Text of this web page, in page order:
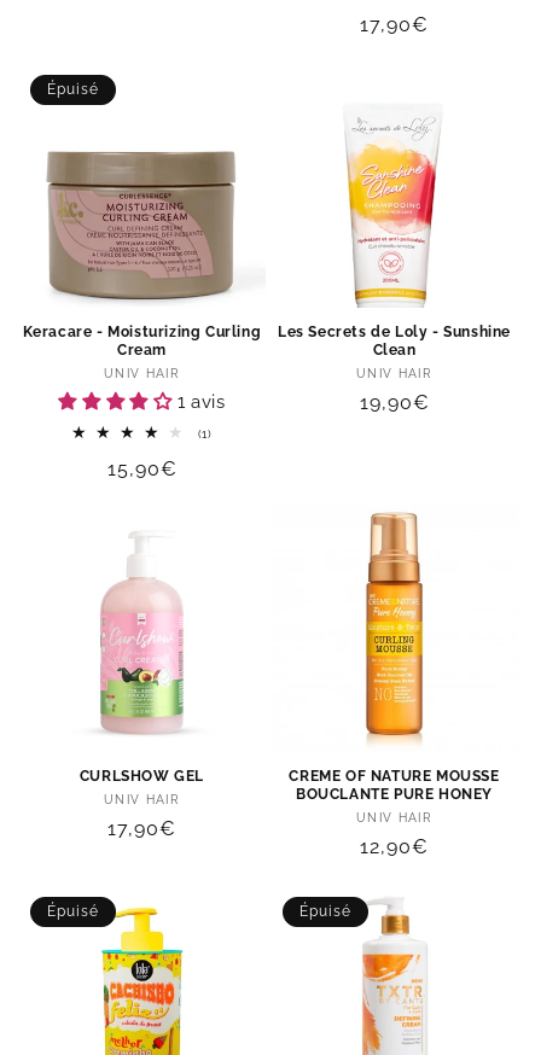
Prix
17,90€
Épuisé
Keracare - Moisturizing Curling
Cream
Distributeur :
UNIV HAIR
1 avis
(1)1
Prix
15,90€
Les Secrets de Loly - Sunshine
Clean
Distributeur :
UNIV HAIR
Prix
19,90€
CURLSHOW GEL
Distributeur :
UNIV HAIR
Prix
17,90€
CREME OF NATURE MOUSSE
BOUCLANTE PURE HONEY
Distributeur :
UNIV HAIR
Prix
12,90€
Épuisé Épuisé